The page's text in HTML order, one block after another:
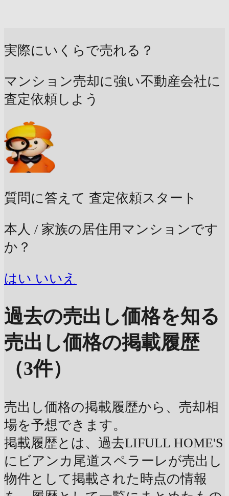
実際にいくらで売れる？
マンション売却に強い不動産会社に
査定依頼しよう
質問に答えて 査定依頼スタート
本人 / 家族の居住用マンションです
か？
はい いいえ
過去の売出し価格を知る
売出し価格の掲載履歴
（3件）
売出し価格の掲載履歴から、売却相
場を予想できます。
掲載履歴とは、過去LIFULL HOME'S
にビアンカ尾道スペラーレが売出し
物件として掲載された時点の情報